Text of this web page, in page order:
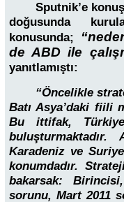
Sputnik’e
doğusunda
konusunda;
de ABD ile
yanıtlamıştı:
“Öncelikle
Batı Asya’daki fiili
Bu ittifak,
Karadeniz ve
konumdadır.
bakarsak:
sorunu, Mart 2011